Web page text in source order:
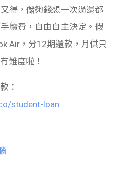
得，儲夠錢想一次過還都
續費，自由自主決定。假
Air，分12期還款，月供只
難度啦！
：
student-loan